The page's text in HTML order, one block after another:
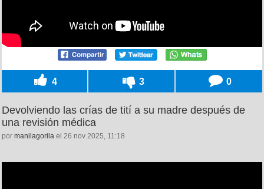
4 3 0
Devolviendo las crías de tití a su madre después de
una revisión médica
por manilagorila el 26 nov 2025, 11:18